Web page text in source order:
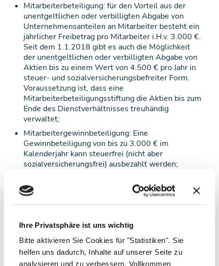
Ihre Privatsphäre ist uns wichtig
Bitte aktivieren Sie Cookies für "Statistiken". Sie
helfen uns dadurch, Inhalte auf unserer Seite zu
analysieren und zu verbessern. Vollkommen
Mitarbeiterbeteiligung: für den Vorteil aus der
unentgeltlichen oder verbilligten Abgabe von
Unternehmensanteilen an Mitarbeiter besteht ein
jährlicher Freibetrag pro Mitarbeiter i.H.v. 3.000 €.
Seit dem 1.1.2018 gibt es auch die Möglichkeit
der unentgeltlichen oder verbilligten Abgabe von
Aktien bis zu einem Wert von 4.500 € pro Jahr in
steuer- und sozialversicherungsbefreiter Form.
Voraussetzung ist, dass eine
Mitarbeiterbeteiligungsstiftung die Aktien bis zum
Ende des Dienstverhältnisses treuhändig
verwaltet;
Mitarbeitergewinnbeteiligung: Eine
Gewinnbeteiligung von bis zu 3.000 € im
Kalenderjahr kann steuerfrei (nicht aber
sozialversicherungsfrei) ausbezahlt werden;
"Teuerungsprämie"): im Ausmaß von bis zu 3.000
€ kann im Jahr 2024 eine Mitarbeiterprämie
Dienstgeberabgaben anfallen. Auf die Grenze von
3.000 € sind Zahlungen aus der zuvor genannten
Mitarbeitergewinnbeteiligung anzurechnen, so
dass hier eine gewisse Konkurrenz besteht.